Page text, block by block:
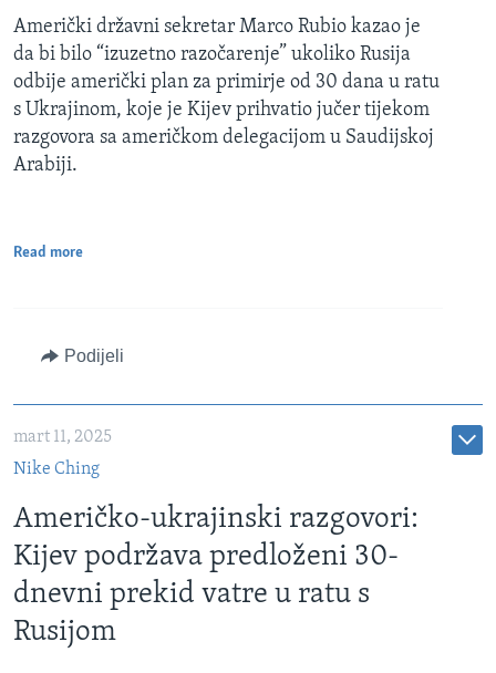
Američki državni sekretar Marco Rubio kazao je
da bi bilo “izuzetno razočarenje” ukoliko Rusija
odbije američki plan za primirje od 30 dana u ratu
s Ukrajinom, koje je Kijev prihvatio jučer tijekom
razgovora sa američkom delegacijom u Saudijskoj
Arabiji.
Read more
Podijeli
mart 11, 2025
Nike Ching
Američko-ukrajinski razgovori:
Kijev podržava predloženi 30-
dnevni prekid vatre u ratu s
Rusijom